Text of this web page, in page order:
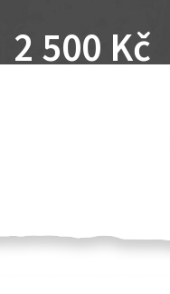
2 500 Kč